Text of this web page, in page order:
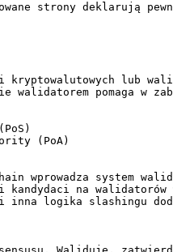
strony
lub
walidatorem pomaga w
wprowadza system
na
i inna logika slashingu